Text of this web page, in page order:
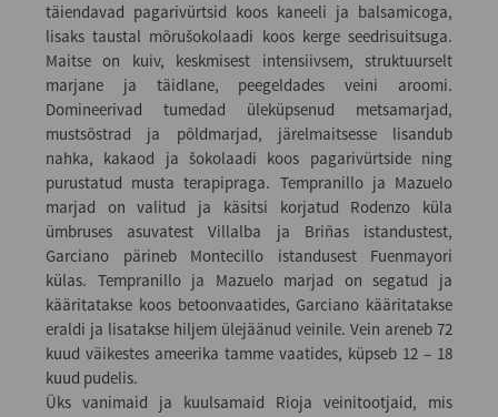
täiendavad pagarivürtsid koos kaneeli ja balsamicoga,
lisaks taustal mõrušokolaadi koos kerge seedrisuitsuga.
Maitse on kuiv, keskmisest intensiivsem, struktuurselt
marjane ja täidlane, peegeldades veini aroomi.
Domineerivad tumedad üleküpsenud metsamarjad,
mustsõstrad ja põldmarjad, järelmaitsesse lisandub
nahka, kakaod ja šokolaadi koos pagarivürtside ning
purustatud musta terapipraga. Tempranillo ja Mazuelo
marjad on valitud ja käsitsi korjatud Rodenzo küla
ümbruses asuvatest Villalba ja Briñas istandustest,
Garciano pärineb Montecillo istandusest Fuenmayori
külas. Tempranillo ja Mazuelo marjad on segatud ja
kääritatakse koos betoonvaatides, Garciano kääritatakse
eraldi ja lisatakse hiljem ülejäänud veinile. Vein areneb 72
kuud väikestes ameerika tamme vaatides, küpseb 12 – 18
kuud pudelis.
Üks vanimaid ja kuulsamaid Rioja veinitootjaid, mis